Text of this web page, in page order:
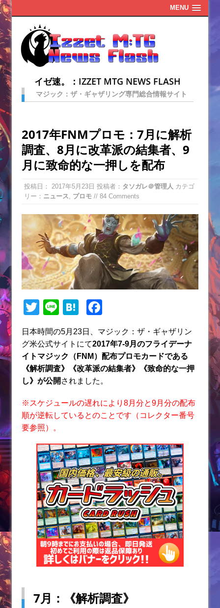
MENU
イゼ速。：IZZET MTG NEWS FLASH
マジック：ザ・ギャザリング専門総合情報サイト
2017年FNMプロモ：7月に解析
調査、8月に改革派の結集者、9
月に致命的な一押しを配布
投稿日： 2017年5月23日 投稿者： タソガレ＠管理人 カテゴ
リー： ニュース プロモ // 84 Comments
T
w
itt
er
Li
e
H
e
n
a
c
e
b
o
o
k
日本時間の5月23日、マジック：ザ・ギャザリン
グ米公式サイトにて2017年7-9月のフライデーナ
イトマジック（FNM）配布プロモカードである
《解析調査》《改革派の結集者》《致命的な一押
し》が公開 されました。
※スケジュールの遅れにより8月分と9月分の配布
順が逆転しているとのことです（コレクター番号
要参照）。
7月：《解析調査》